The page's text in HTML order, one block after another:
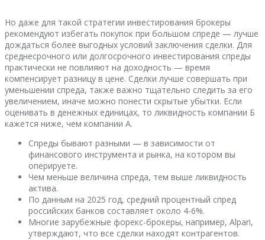
Но даже для такой стратегии инвестирования брокеры
рекомендуют избегать покупок при большом спреде — лучше
дождаться более выгодных условий заключения сделки. Для
среднесрочного или долгосрочного инвестирования спреды
практически не повлияют на доходность — время
компенсирует разницу в цене. Сделки лучше совершать при
уменьшении спреда, также важно тщательно следить за его
увеличением, иначе можно понести скрытые убытки. Если
оценивать в денежных единицах, то ликвидность компании Б
кажется ниже, чем компании А.
Спреды бывают разными — в зависимости от
финансового инструмента и рынка, на котором вы
оперируете.
Чем меньше величина спреда, тем выше ликвидность
актива.
По данным на 2025 год, средний процентный спред
российских банков составляет около 4-6%.
Многие зарубежные форекс-брокеры, например, Alpari,
утверждают, что все сделки находят контрагентов.